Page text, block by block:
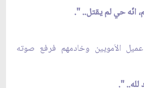
انّه حي لم يقتل.. ".
الاَمويين وخادمهم فرفع صوته
لله.. ".